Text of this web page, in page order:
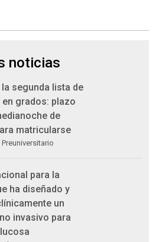
noticias
segunda lista de
grados: plazo
de
matricularse
para la
ha diseñado y
un
invasivo para